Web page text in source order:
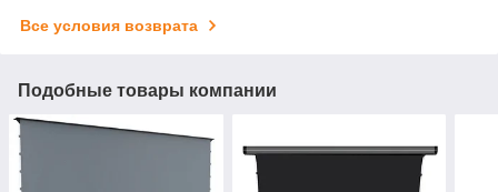
Все условия возврата
Подобные товары компании